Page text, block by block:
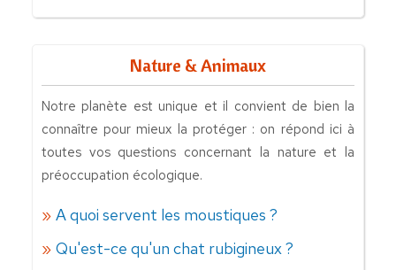
Nature & Animaux
Notre planète est unique et il convient de bien la
connaître pour mieux la protéger : on répond ici à
toutes vos questions concernant la nature et la
préoccupation écologique.
A quoi servent les moustiques ?
Qu'est-ce qu'un chat rubigineux ?